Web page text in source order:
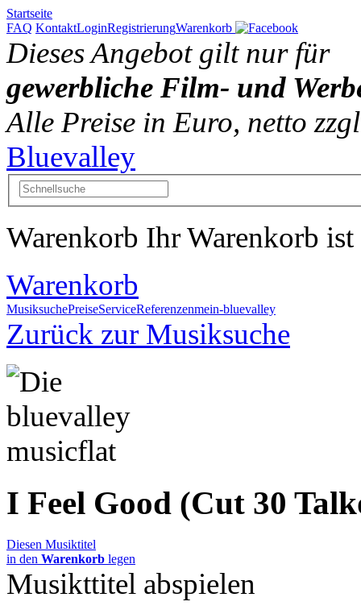
Startseite
FAQ KontaktLoginRegistrierungWarenkorb
Dieses Angebot gilt nur für
gewerbliche Film- und
Alle Preise in Euro, netto
Bluevalley
Warenkorb Ihr Warenkorb ist
Warenkorb
MusiksuchePreiseServiceReferenzenmein-bluevalley
Zurück zur Musiksuche
I Feel Good (Cut 30
Diesen Musiktitel
in den Warenkorb legen
Musikttitel abspielen